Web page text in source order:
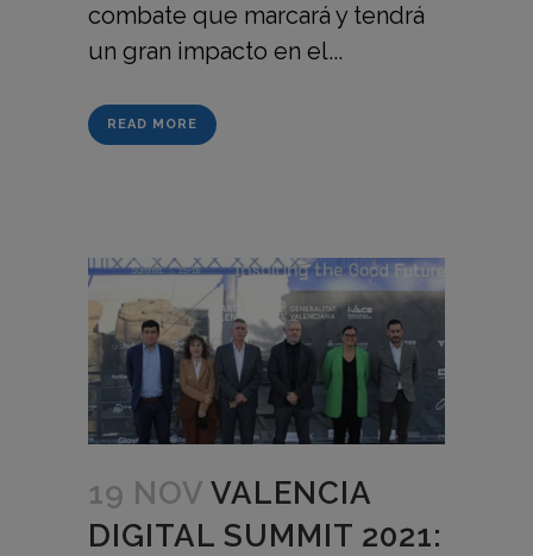
combate que marcará y tendrá
un gran impacto en el...
READ MORE
19 NOV VALENCIA
DIGITAL SUMMIT 2021: